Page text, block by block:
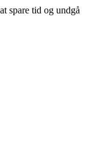
spare tid og undgå